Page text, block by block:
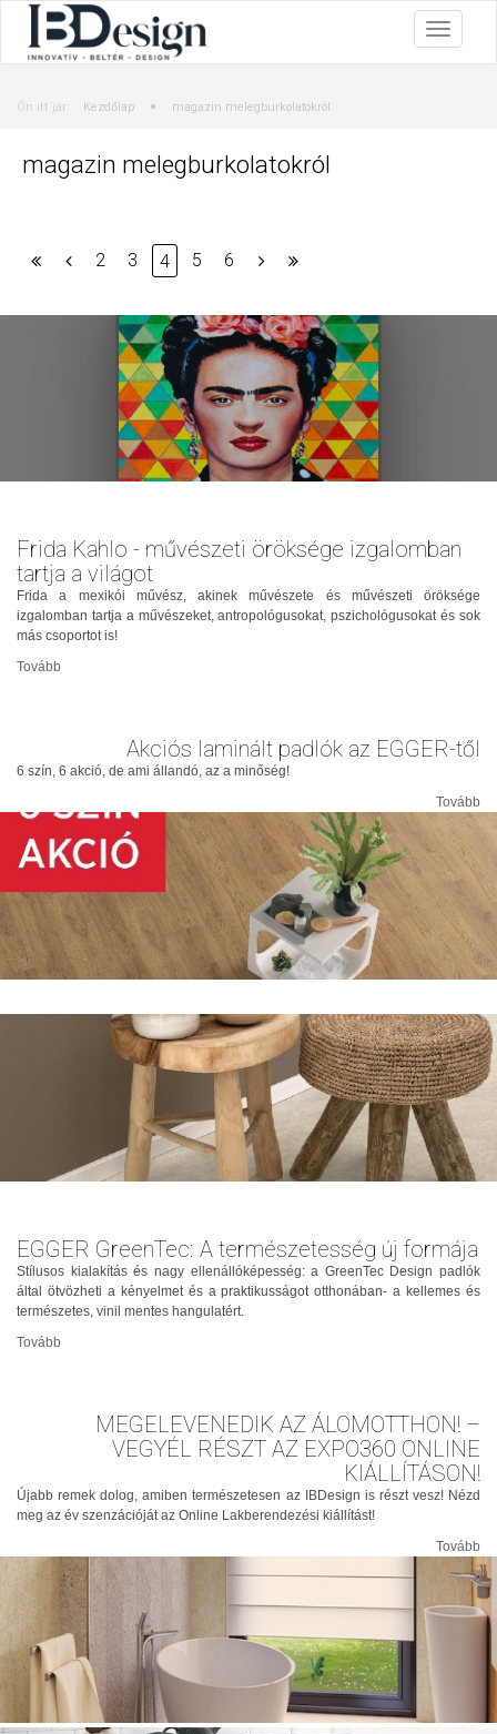
Ön itt jár: Kezdőlap magazin melegburkolatokról
magazin melegburkolatokról
2 3 4 5 6
Frida Kahlo - művészeti öröksége izgalomban
tartja a világot
Frida a mexikói művész, akinek művészete és művészeti öröksége
izgalomban tartja a művészeket, antropológusokat, pszichológusokat és sok
más csoportot is!
Tovább
Akciós laminált padlók az EGGER-től
6 szín, 6 akció, de ami állandó, az a minőség!
Tovább
EGGER GreenTec: A természetesség új formája
Stílusos kialakítás és nagy ellenállóképesség: a GreenTec Design padlók
által ötvözheti a kényelmet és a praktikusságot otthonában- a kellemes és
természetes, vinil mentes hangulatért.
Tovább
MEGELEVENEDIK AZ ÁLOMOTTHON! –
VEGYÉL RÉSZT AZ EXPO360 ONLINE
KIÁLLÍTÁSON!
Újabb remek dolog, amiben természetesen az IBDesign is részt vesz! Nézd
meg az év szenzációját az Online Lakberendezési kiállítást!
Tovább